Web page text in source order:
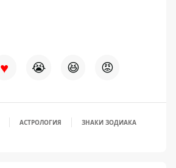
♥ 😭 😆 😡
АСТРОЛОГИЯ ЗНАКИ ЗОДИАКА